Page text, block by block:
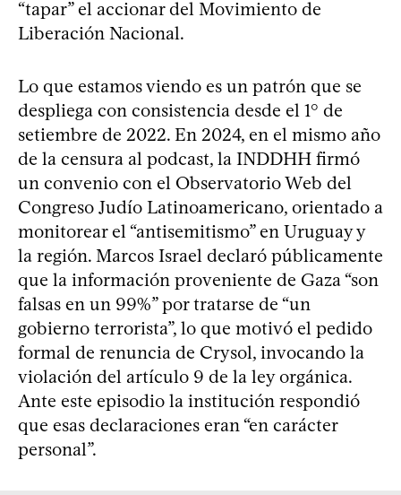
“tapar” el accionar del Movimiento de
Liberación Nacional.
Lo que estamos viendo es un patrón que se
despliega con consistencia desde el 1° de
setiembre de 2022. En 2024, en el mismo año
de la censura al podcast, la INDDHH firmó
un convenio con el Observatorio Web del
Congreso Judío Latinoamericano, orientado a
monitorear el “antisemitismo” en Uruguay y
la región. Marcos Israel declaró públicamente
que la información proveniente de Gaza “son
falsas en un 99%” por tratarse de “un
gobierno terrorista”, lo que motivó el pedido
formal de renuncia de Crysol, invocando la
violación del artículo 9 de la ley orgánica.
Ante este episodio la institución respondió
que esas declaraciones eran “en carácter
personal”.